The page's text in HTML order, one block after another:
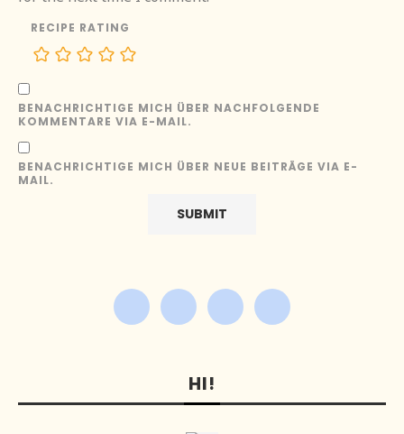
RECIPE RATING
BENACHRICHTIGE MICH ÜBER NACHFOLGENDE
KOMMENTARE VIA E-MAIL.
BENACHRICHTIGE MICH ÜBER NEUE BEITRÄGE VIA E-
MAIL.
HI!